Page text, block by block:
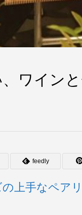
ワイン
feedly
上手なペア